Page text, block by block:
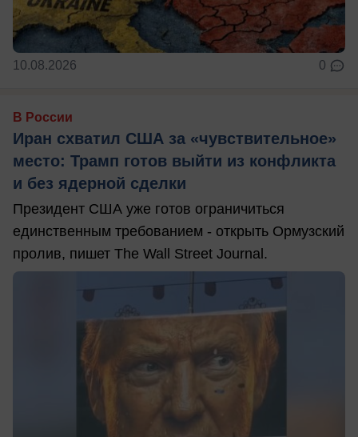
10.08.2026 0
В России
Иран схватил США за «чувствительное»
место: Трамп готов выйти из конфликта
и без ядерной сделки
Президент США уже готов ограничиться
единственным требованием - открыть Ормузский
пролив, пишет The Wall Street Journal.